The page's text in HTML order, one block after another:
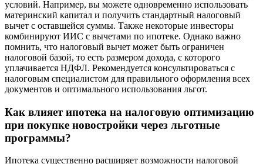
условий. Например, вы можете одновременно использовать
материнский капитал и получить стандартный налоговый
вычет с оставшейся суммы. Также некоторые инвесторы
комбинируют ИИС с вычетами по ипотеке. Однако важно
помнить, что налоговый вычет может быть ограничен
налоговой базой, то есть размером дохода, с которого
уплачивается НДФЛ. Рекомендуется консультироваться с
налоговым специалистом для правильного оформления всех
документов и оптимального использования льгот.
Как влияет ипотека на налоговую оптимизацию
при покупке новостройки через льготные
программы?
Ипотека существенно расширяет возможности налоговой